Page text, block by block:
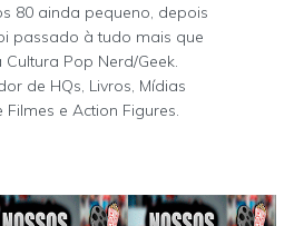
80 ainda pequeno, depois
passado à tudo mais que
Cultura Pop Nerd/Geek.
de HQs, Livros, Mídias
Filmes e Action Figures.